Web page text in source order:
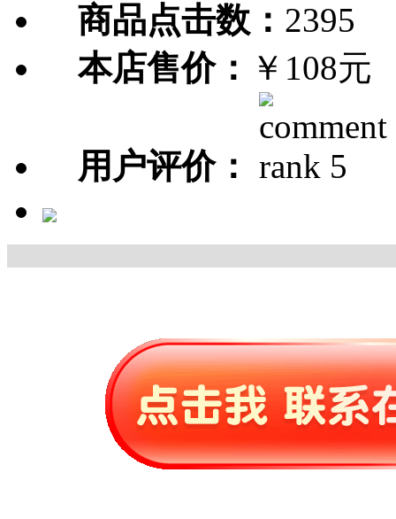
商品点击数： 2395
本店售价： ￥108元
用户评价：